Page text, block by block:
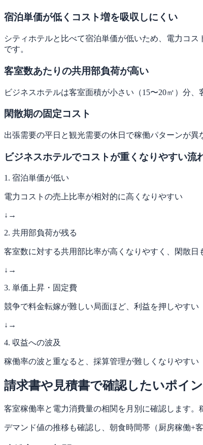
宿泊単価が低くコスト増を吸収しにくい
シティホテルと比べて宿泊単価が低いため、電力コ
です。
客室数あたりの共用部負荷が高い
ビジネスホテルは客室面積が小さい（15〜20㎡）分
閑散期の固定コスト
出張需要の平日と観光需要の休日で稼働パターンが
ビジネスホテルでコストが重くなりやすい流
1. 宿泊単価が低い
電力コストの売上比率が相対的に高くなりやすい
↓ →
2. 共用部負荷が残る
客室数に対する共用部比率が高くなりやすく、閑散日
↓ →
3. 単価上昇・固定費
競争で料金転嫁が難しい局面ほど、利益を押しやすい
↓ →
4. 収益への波及
稼働率の波と重なると、採算管理が難しくなりやすい
請求書や見積書で確認したいポイ
客室稼働率と電力消費量の相関を月別に確認します
デマンド値の推移も確認し、朝食時間帯（厨房稼働+